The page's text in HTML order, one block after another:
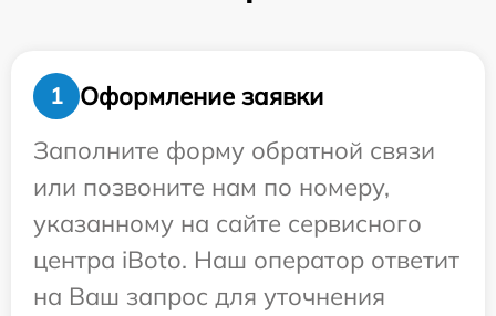
1
Оформление заявки
Заполните форму обратной связи
или позвоните нам по номеру,
указанному на сайте сервисного
центра iBoto. Наш оператор ответит
на Ваш запрос для уточнения